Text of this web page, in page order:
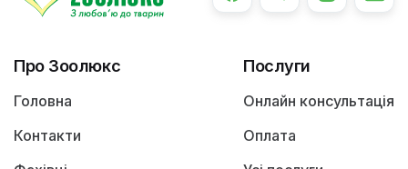
Про Зоолюкс
Головна
Контакти
Послуги
Онлайн консультація
Оплата